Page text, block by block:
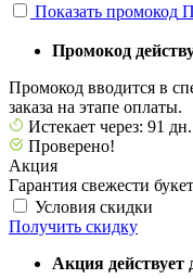
Показать промокод
Промокод
Промокод вводится в
заказа на этапе оплаты.
Истекает через: 91 дн.
Проверено!
Акция
Гарантия свежести
Условия скидки
Получить скидку
Акция действует